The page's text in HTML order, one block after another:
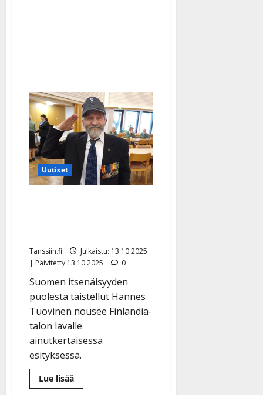
Uutiset
Tanssiin.fi
Julkaistu: 13.10.2025
| Päivitetty:13.10.2025
0
Suomen itsenäisyyden
puolesta taistellut Hannes
Tuovinen nousee Finlandia-
talon lavalle
ainutkertaisessa
esityksessä.
Lue lisääLue
lisää